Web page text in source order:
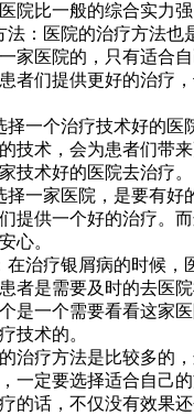
院比一般的综合实力强
法：医院的治疗方法也
家医院的，只有适合自
者们提供更好的治疗
择一个治疗技术好的医
技术，会为患者们带
技术好的医院去治疗。
择一家医院，是要有好
提供一个好的治疗。
心。
在治疗银屑病的时候，
者是需要及时的去医
是一个需要看看这家
技术的。
治疗方法是比较多的
一定要选择适合自己
的话，不仅没有效果